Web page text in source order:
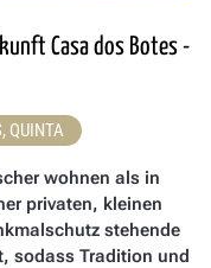
Casa dos Botes -
QUINTA
wohnen als in
privaten, kleinen
stehende
sodass Tradition und